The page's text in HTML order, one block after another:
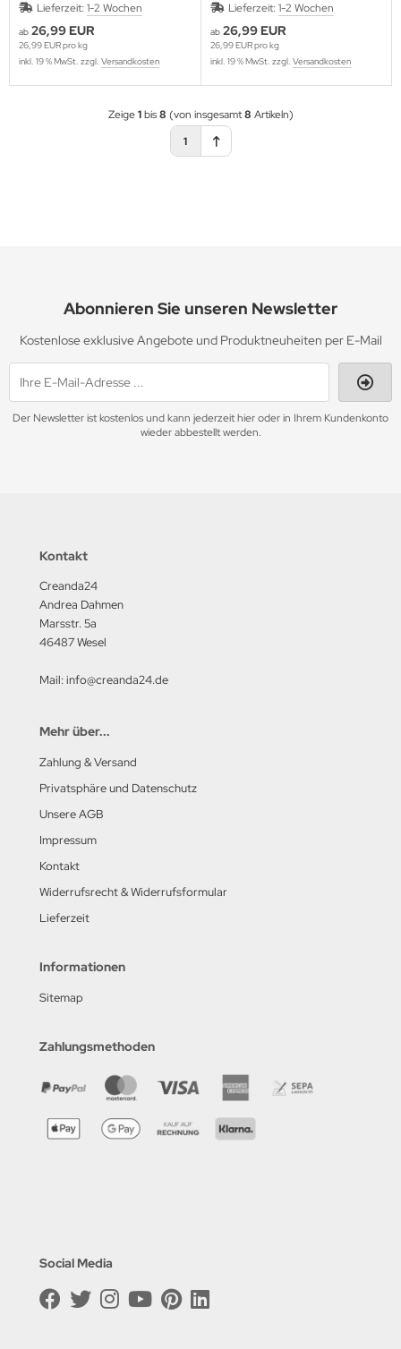
Lieferzeit: 1-2 Wochen
ab 26,99 EUR
26,99 EUR pro kg
inkl. 19 % MwSt. zzgl. Versandkosten
Lieferzeit: 1-2 Wochen
ab 26,99 EUR
26,99 EUR pro kg
inkl. 19 % MwSt. zzgl. Versandkosten
Zeige1bis8 (von insgesamt8 Artikeln)
1
Abonnieren Sie unseren Newsletter
Kostenlose exklusive Angebote und Produktneuheiten per E-Mail
Der Newsletter ist kostenlos und kann jederzeit hier oder in Ihrem Kundenkonto
wieder abbestellt werden.
Kontakt
Creanda24
Andrea Dahmen
Marsstr. 5a
46487 Wesel
Mail: info@creanda24.de
Mehr über...
Zahlung & Versand
Privatsphäre und Datenschutz
Unsere AGB
Impressum
Kontakt
Widerrufsrecht & Widerrufsformular
Lieferzeit
Informationen
Sitemap
Zahlungsmethoden
Social Media